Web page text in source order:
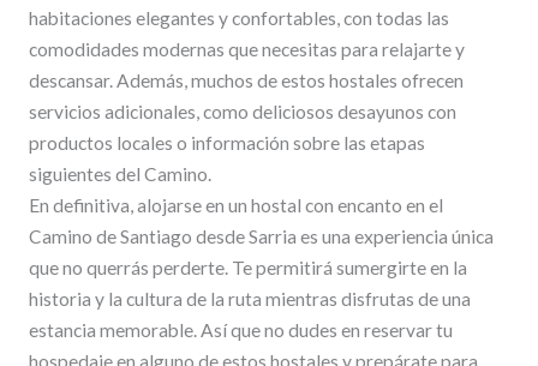
habitaciones elegantes y confortables, con todas las
comodidades modernas que necesitas para relajarte y
descansar. Además, muchos de estos hostales ofrecen
servicios adicionales, como deliciosos desayunos con
productos locales o información sobre las etapas
siguientes del Camino.
En definitiva, alojarse en un hostal con encanto en el
Camino de Santiago desde Sarria es una experiencia única
que no querrás perderte. Te permitirá sumergirte en la
historia y la cultura de la ruta mientras disfrutas de una
estancia memorable. Así que no dudes en reservar tu
hospedaje en alguno de estos hostales y prepárate para